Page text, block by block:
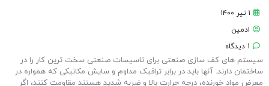
۱ تیر ۱۴۰۰
ادمین
1 دیدگاه
سیستم های کف سازی صنعتی برای تاسیسات صنعتی سخت ترین کار را در
ساختمان دارند. آنها باید در برابر ترافیک مداوم و سایش مکانیکی که همواره در
معرض مواد خورنده، درجه حرارت بالا و ضربه شدید هستند مقاومت کنند، اگر